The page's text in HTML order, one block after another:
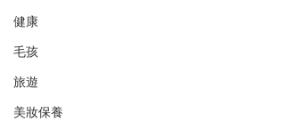
健康
毛孩
旅遊
美妝保養